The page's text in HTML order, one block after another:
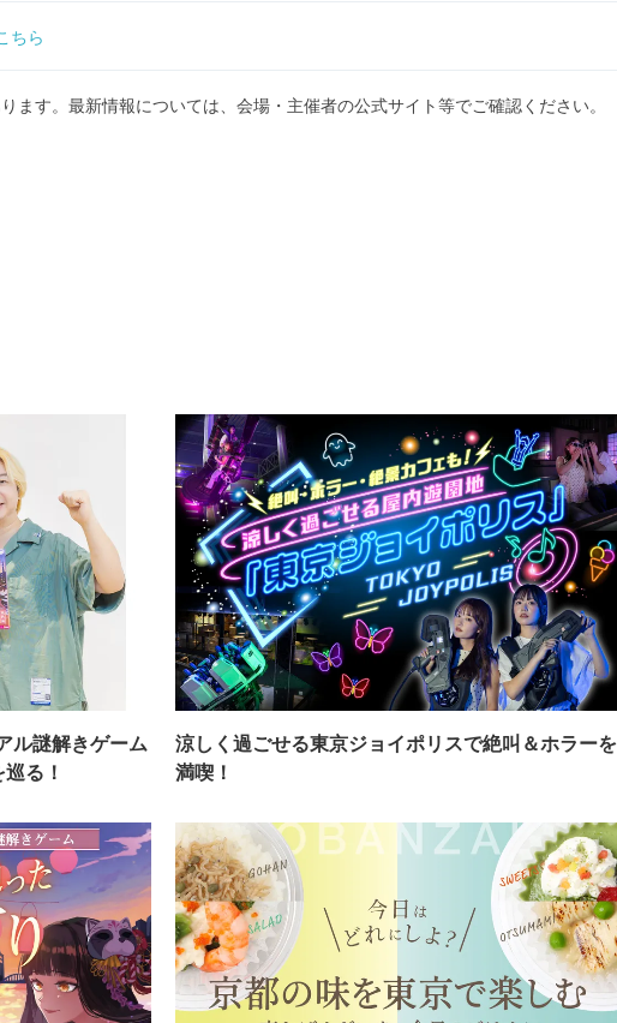
ちら
ます。最新情報については、会場・主催者の公式サイト等でご確認ください。
ル謎解きゲーム
る！
涼しく過ごせる東京ジョイポリスで絶叫＆ホラーを
満喫！